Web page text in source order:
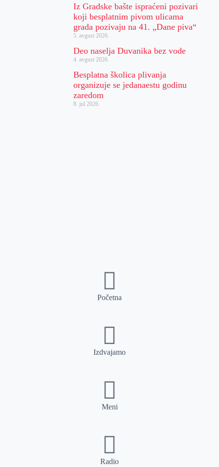
Iz Gradske bašte ispraćeni pozivari
koji besplatnim pivom ulicama
grada pozivaju na 41. „Dane piva“
5. avgust 2026.
Deo naselja Duvanika bez vode
4. avgust 2026.
Besplatna školica plivanja
organizuje se jedanaestu godinu
zaredom
8. jul 2026.
Početna
Izdvajamo
Meni
Radio